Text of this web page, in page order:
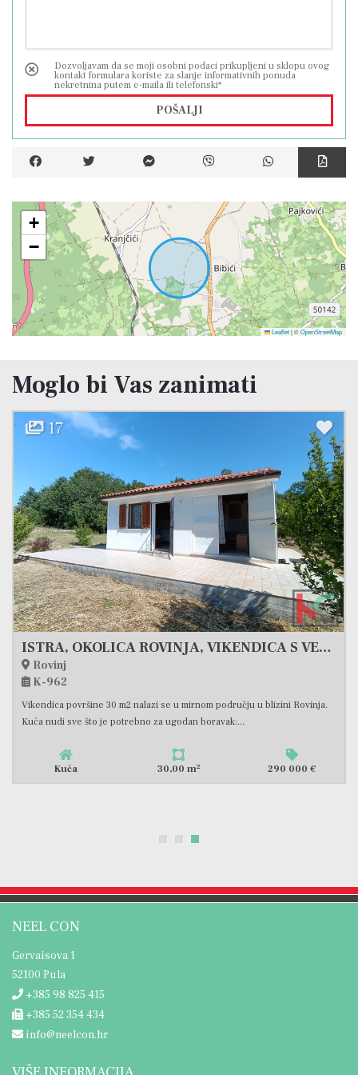
Dozvoljavam da se moji osobni podaci prikupljeni u sklopu ovog
kontakt formulara koriste za slanje informativnih ponuda
nekretnina putem e-maila ili telefonski*
POŠALJI
+
−
Leaflet|©OpenStreetMap
Moglo bi Vas zanimati
22
308 000 € -6 %
PJEŠČANA UVALA, KUĆA SA 3 STAMBENE JEDINICE NA 200M OD PLAŽE, #PRODAJA
Medulin, Pješčana uvala
K-884
Na lijepoj lokaciji Pješčane uvale, na svega 200m od mora i uređenih
plaža, prodaje se samostojeća kuća sa tri potpuno...
Kuća 96,00 m2 330 000 €
NEEL CON
Gervaisova 1
52100 Pula
+385 98 825 415
+385 52 354 434
info@neelcon.hr